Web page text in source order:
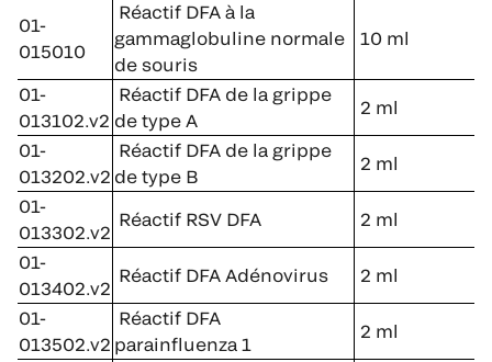
01-
015010
Réactif DFA à la
gammaglobuline normale
de souris
10 ml
01-
013102.v2
Réactif DFA de la grippe
de type A
2 ml
01-
013202.v2
Réactif DFA de la grippe
de type B
2 ml
01-
013302.v2
Réactif RSV DFA 2 ml
01-
013402.v2
Réactif DFA Adénovirus 2 ml
01-
013502.v2
Réactif DFA
parainfluenza 1
2 ml